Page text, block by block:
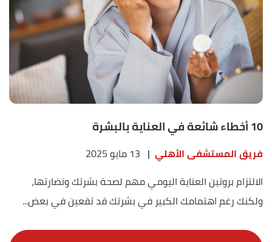
10 أخطاء شائعة في العناية بالبشرة
فريق المستشفى الأهلي | 13 مايو 2025
الالتزام بروتين العناية اليومي مهم لصحة بشرتك ونضارتها،
ولكنك رغم اهتمامك الكبير في بشرتك قد تقعين في بعض...